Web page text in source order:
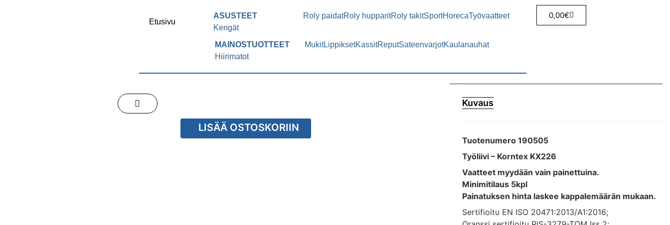
Etusivu
ASUSTEET Roly paidatRoly hupparitRoly takitSportHorecaTyövaatteet
Kengät
MAINOSTUOTTEET
MukitLippiksetKassitReputSateenvarjotKaulanauhat
Hiirimatot
0,00€
LISÄÄ OSTOSKORIIN
Kuvaus
Tuotenumero 190505
Työliivi – Korntex KX226
Vaatteet myydään vain painettuina.
Minimitilaus 5kpl
Painatuksen hinta laskee kappalemäärän mukaan.
Sertifioitu EN ISO 20471:2013/A1:2016;